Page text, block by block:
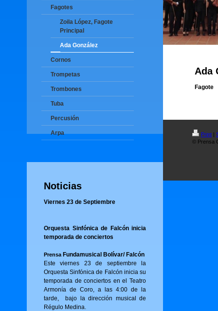
Fagotes
Zoila López, Fagote
Principal
Ada González
Cornos
Trompetas
Trombones
Tuba
Percusión
Arpa
Noticias
Viernes 23 de Septiembre
Orquesta Sinfónica de Falcón inicia
temporada de conciertos
PrensaFundamusical Bolívar/ Falcón
Este viernes 23 de septiembre la
Orquesta Sinfónica de Falcón inicia su
temporada de conciertos en el Teatro
Armonía de Coro, a las 4:00 de la
tarde, bajo la dirección musical de
Régulo Medina.
Ada
Fagote
Print |
© Prensa